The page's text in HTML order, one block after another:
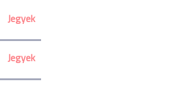
Jegyek
Jegyek